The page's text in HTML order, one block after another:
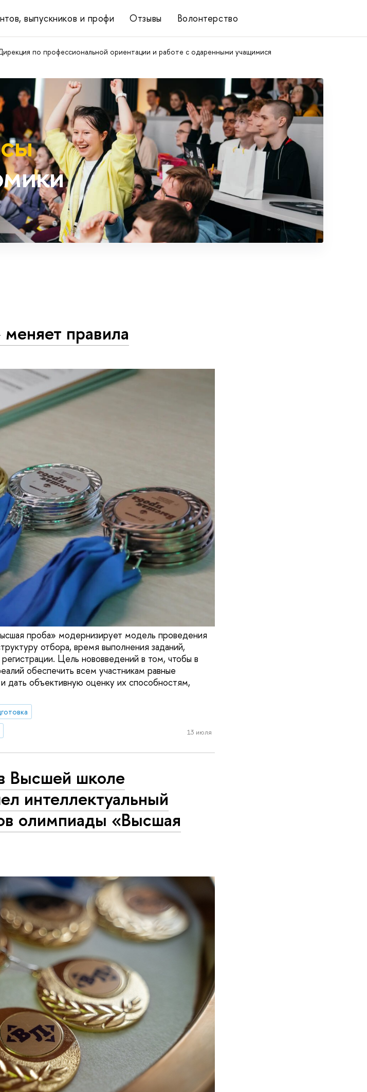
выпускников и профи Отзывы Волонтерство
по профессиональной ориентации и работе с одаренными учащимися
правила
проба» модернизирует модель проведения
отбора, время выполнения заданий,
Цель нововведений в том, чтобы в
обеспечить всем участникам равные
дать объективную оценку их способностям,
13 июля
Высшей школе
интеллектуальный
олимпиады «Высшая